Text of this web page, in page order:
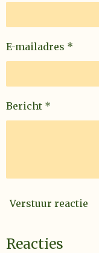
E-mailadres *
Bericht *
Verstuur reactie
Reacties